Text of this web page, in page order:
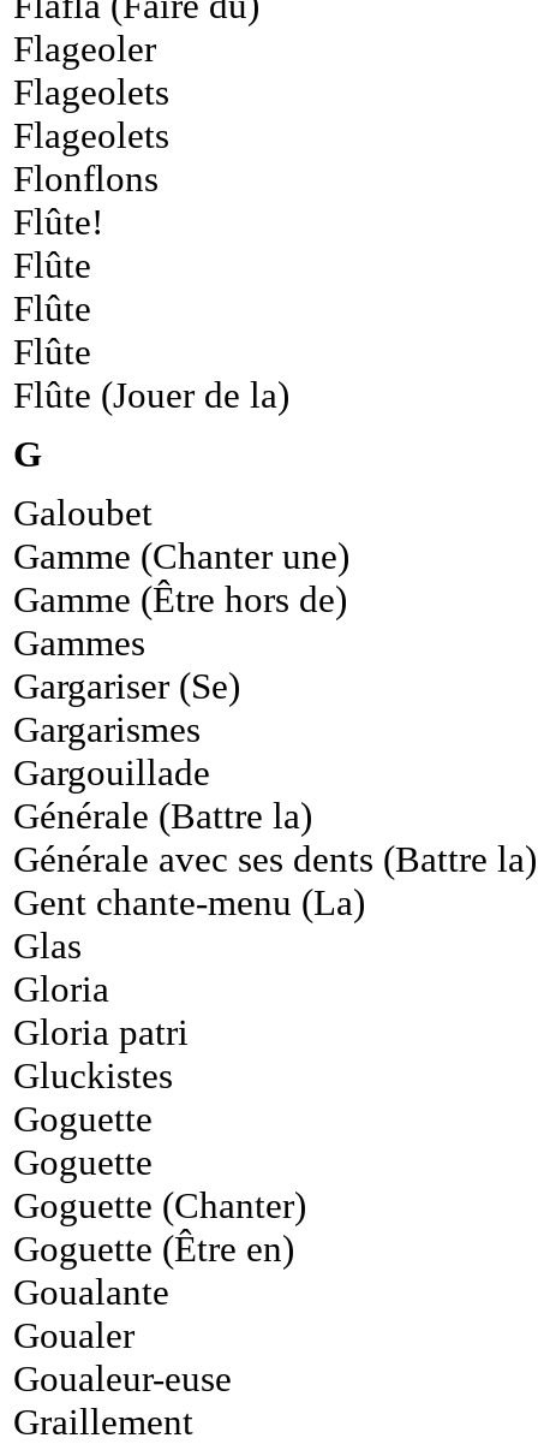
Flageoler
Flageolets
Flageolets
Flonflons
Flûte!
Flûte
Flûte
Flûte
Flûte (Jouer de la)
G
Galoubet
Gamme (Chanter une)
Gamme (Être hors de)
Gammes
Gargariser (Se)
Gargarismes
Gargouillade
Générale (Battre la)
Générale avec ses dents (Battre la)
Gent chante-menu (La)
Glas
Gloria
Gloria patri
Gluckistes
Goguette
Goguette
Goguette (Chanter)
Goguette (Être en)
Goualante
Goualer
Goualeur-euse
Graillement